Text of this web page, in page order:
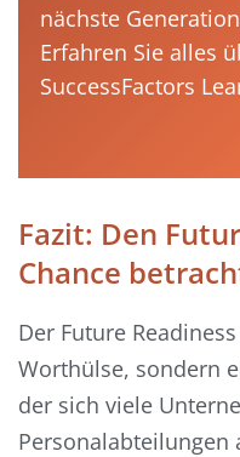
nächste
Erfahren Sie alles
SuccessFactors
Fazit: Den
Chance
Der Future
Worthülse, sondern
der sich viele
Personalabteilungen